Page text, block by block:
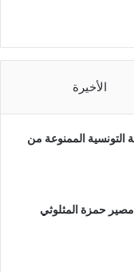
الأخيرة
التونسية الممنوعة من
حمزة المثلوثي